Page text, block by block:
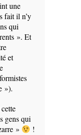
une
fait il n’y
qui
». Et
et
»).
gens qui
»
!